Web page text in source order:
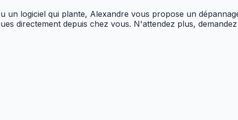
un logiciel qui plante, Alexandre vous propose un
directement depuis chez vous. N'attendez plus, demandez